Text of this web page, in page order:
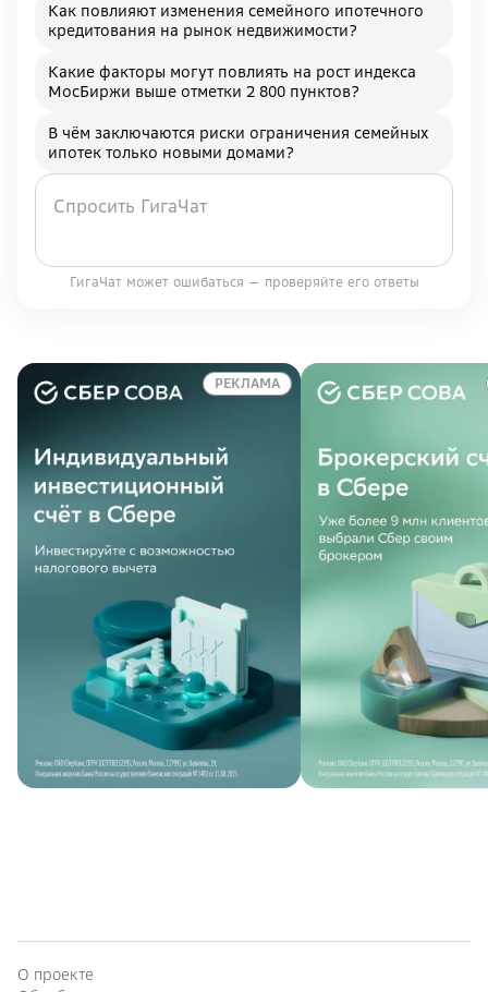
Как повлияют изменения семейного ипотечного
кредитования на рынок недвижимости?
Какие факторы могут повлиять на рост индекса
МосБиржи выше отметки 2 800 пунктов?
В чём заключаются риски ограничения семейных
ипотек только новыми домами?
ГигаЧат может ошибаться — проверяйте его ответы
РЕКЛАМА
О проекте